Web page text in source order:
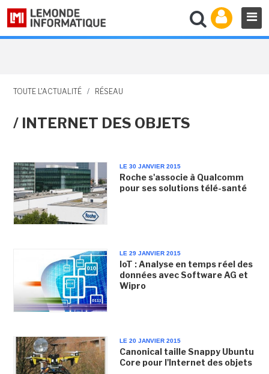
TOUTE L'ACTUALITÉ / RÉSEAU
/ INTERNET DES OBJETS
LE 30 JANVIER 2015
Roche s'associe à Qualcomm
pour ses solutions télé-santé
LE 29 JANVIER 2015
IoT : Analyse en temps réel des
données avec Software AG et
Wipro
LE 20 JANVIER 2015
Canonical taille Snappy Ubuntu
Core pour l'Internet des objets